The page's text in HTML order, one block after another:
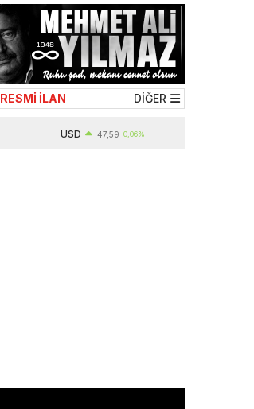
RESMİ İLAN DİĞER
47,59 0,06%